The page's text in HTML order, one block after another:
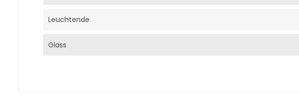
Leuchtende
Glass